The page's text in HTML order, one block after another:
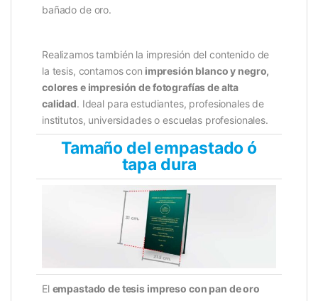
bañado de oro.
Realizamos también la impresión del contenido de
la tesis, contamos con impresión blanco y negro,
colores e impresión de fotografías de alta
calidad. Ideal para estudiantes, profesionales de
institutos, universidades o escuelas profesionales.
Tamaño del empastado ó
tapa dura
El empastado de tesis impreso con pan de oro